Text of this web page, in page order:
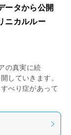
ータから公開
ニカルルー
の真実に続
していきます。
べり症があって